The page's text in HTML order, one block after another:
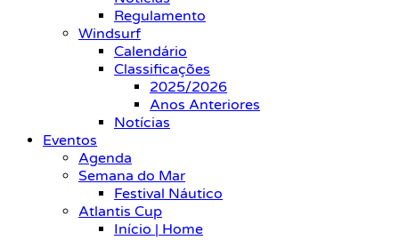
Regulamento
Windsurf
Calendário
Classificações
2025/2026
Anos Anteriores
Notícias
Eventos
Agenda
Semana do Mar
Festival Náutico
Atlantis Cup
Início | Home